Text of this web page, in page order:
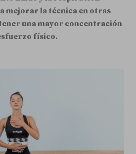
mejorar la técnica en otras
una mayor concentración
físico.